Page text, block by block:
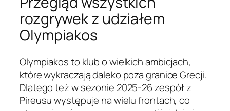
rozgrywek z udziałem
Olympiakos
Olympiakos to klub o wielkich ambicjach,
które wykraczają daleko poza granice Grecji.
Dlatego też w sezonie 2025-26 zespół z
Pireusu występuje na wielu frontach, co